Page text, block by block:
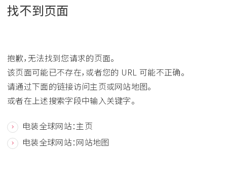
找不到页面
抱歉，无法找到您请求的页面。
该页面可能已不存在，或者您的 URL 可能不正确。
请通过下面的链接访问主页或网站地图。
或者在上述搜索字段中输入关键字。
电装全球网站：主页
电装全球网站：网站地图